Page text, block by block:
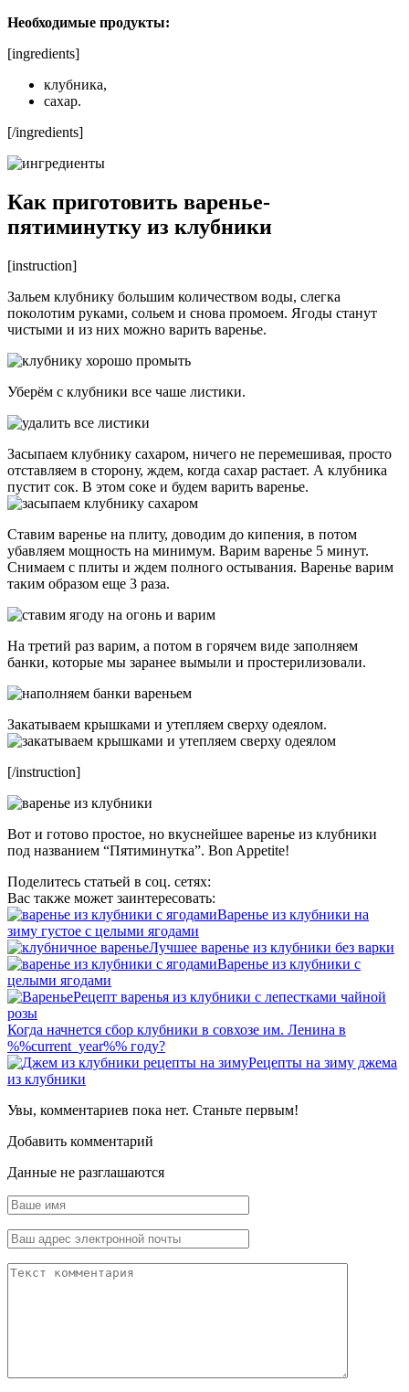
Необходимые продукты:
[ingredients]
клубника,
сахар.
[/ingredients]
Как приготовить варенье-
пятиминутку из клубники
[instruction]
Зальем клубнику большим количеством воды, слегка
поколотим руками, сольем и снова промоем. Ягоды станут
чистыми и из них можно варить варенье.
Уберём с клубники все чаше листики.
Засыпаем клубнику сахаром, ничего не перемешивая, просто
отставляем в сторону, ждем, когда сахар растает. А клубника
пустит сок. В этом соке и будем варить варенье.
Ставим варенье на плиту, доводим до кипения, в потом
убавляем мощность на минимум. Варим варенье 5 минут.
Снимаем с плиты и ждем полного остывания. Варенье варим
таким образом еще 3 раза.
На третий раз варим, а потом в горячем виде заполняем
банки, которые мы заранее вымыли и простерилизовали.
Закатываем крышками и утепляем сверху одеялом.
[/instruction]
Вот и готово простое, но вкуснейшее варенье из клубники
под названием “Пятиминутка”. Bon Appetite!
Поделитесь статьей в соц. сетях:
Вас также может заинтересовать:
Варенье из клубники на
зиму густое с целыми ягодами
Лучшее варенье из клубники без варки
Варенье из клубники с
целыми ягодами
Рецепт варенья из клубники с лепестками чайной
розы
Когда начнется сбор клубники в совхозе им. Ленина в
%%current_year%% году?
Рецепты на зиму джема
из клубники
Увы, комментариев пока нет. Станьте первым!
Добавить комментарий
Данные не разглашаются